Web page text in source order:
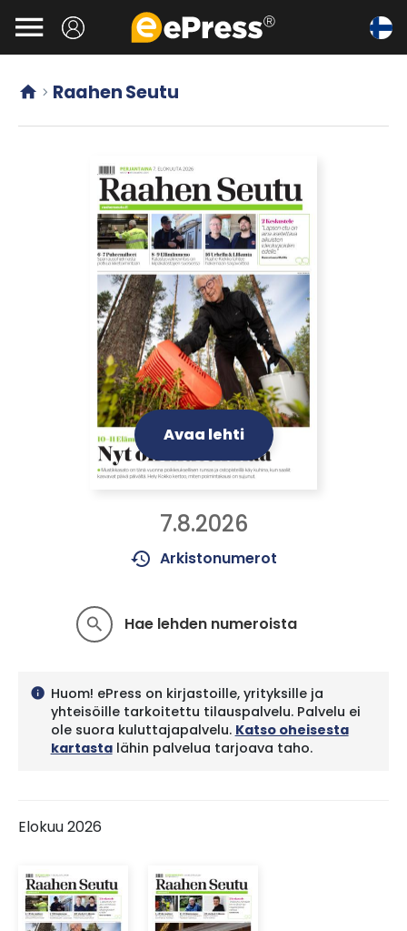
Siirry
pääsisältöön

  Raahen Seutu
Avaa lehti
7.8.2026
history Arkistonumerot
search Hae lehden numeroista
info Huom! ePress on kirjastoille, yrityksille ja
yhteisöille tarkoitettu tilauspalvelu. Palvelu ei
ole suora kuluttajapalvelu. Katso oheisesta
kartastalähin palvelua tarjoava taho.
Elokuu 2026